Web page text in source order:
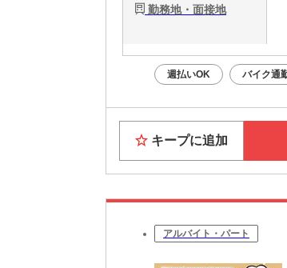
勤務地・面接地
週払いOK バイク通
キープに追加
アルバイト・パート